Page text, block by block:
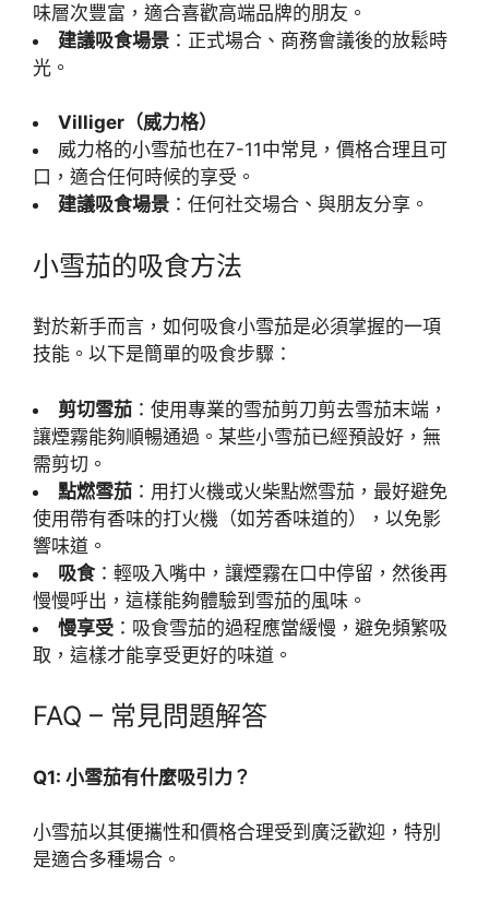
味層次豐富，適合喜歡高端品牌的朋友。
建議吸食場景 ：正式場合、商務會議後的放鬆時
光。
Villiger（威力格）
威力格的小雪茄也在7-11中常見，價格合理且可
口，適合任何時候的享受。
建議吸食場景 ：任何社交場合、與朋友分享。
小雪茄的吸食方法
對於新手而言，如何吸食小雪茄是必須掌握的一項
技能。以下是簡單的吸食步驟：
剪切雪茄 ：使用專業的雪茄剪刀剪去雪茄末端，
讓煙霧能夠順暢通過。某些小雪茄已經預設好，無
需剪切。
點燃雪茄 ：用打火機或火柴點燃雪茄，最好避免
使用帶有香味的打火機（如芳香味道的），以免影
響味道。
吸食：輕吸入嘴中，讓煙霧在口中停留，然後再
慢慢呼出，這樣能夠體驗到雪茄的風味。
慢享受 ：吸食雪茄的過程應當緩慢，避免頻繁吸
取，這樣才能享受更好的味道。
FAQ – 常見問題解答
Q1: 小雪茄有什麼吸引力？
小雪茄以其便攜性和價格合理受到廣泛歡迎，特別
是適合多種場合。